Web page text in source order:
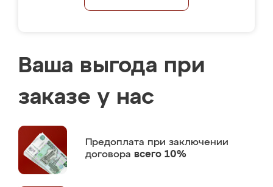
Ваша выгода при
заказе у нас
Предоплата при заключении
договора всего 10%